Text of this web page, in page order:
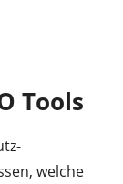
DSGVO Tipps
Aktuelles
Kontakt
Tools
welche